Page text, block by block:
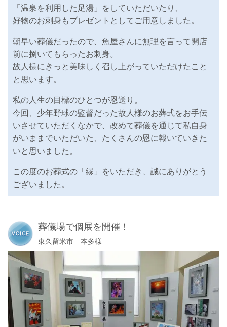
「温泉を利用した足湯」をしていただいたり、
好物のお刺身もプレゼントとしてご用意しました。
朝早い葬儀だったので、魚屋さんに無理を言って開店
前に捌いてもらったお刺身。
故人様にきっと美味しく召し上がっていただけたこと
と思います。
私の人生の目標のひとつが恩送り。
今回、少年野球の監督だった故人様のお葬式をお手伝
いさせていただくなかで、改めて葬儀を通じて私自身
がいままでいただいた、たくさんの恩に報いていきた
いと思いました。
この度のお葬式の「縁」をいただき、誠にありがとう
ございました。
葬儀場で個展を開催！
東久留米市 本多様